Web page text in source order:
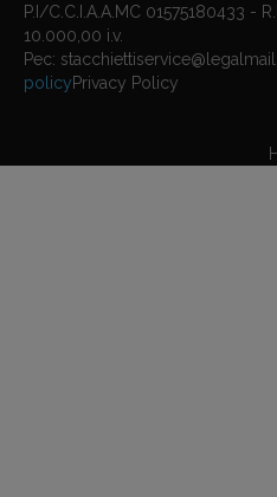
P.I/C.C.I.A.A.MC 01575180433 -
10.000,00 i.v.
Pec:
policyPrivacy Policy